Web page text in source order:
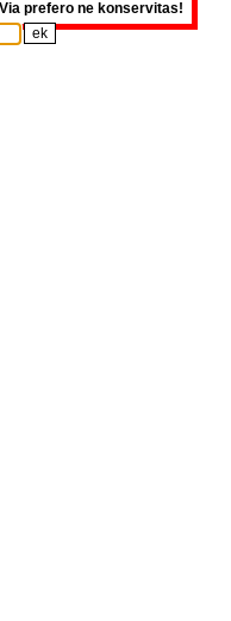
prefero ne konservitas!